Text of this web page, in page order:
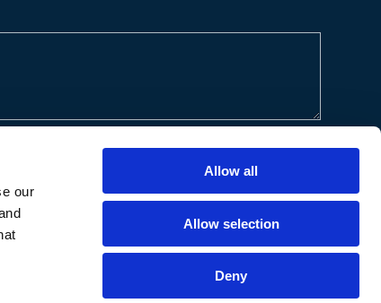
our
Allow all
Allow selection
Deny